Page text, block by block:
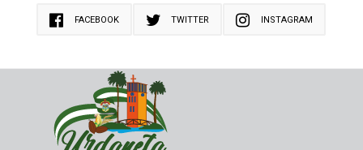
FACEBOOK TWITTER INSTAGRAM